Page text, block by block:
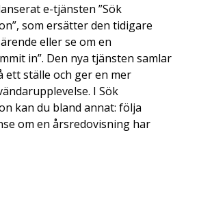
e-tjänsten ”Sök
som ersätter den tidigare
eller se om en
in”. Den nya tjänsten samlar
ställe och ger en mer
I Sök
kan du bland annat: följa
om en årsredovisning har